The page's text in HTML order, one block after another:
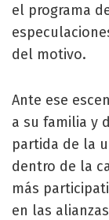
el programa
del motivo.
Ante ese
a su familia y
partida de la
dentro de la
más
en las